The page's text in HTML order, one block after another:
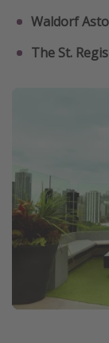
Waldorf
The St.